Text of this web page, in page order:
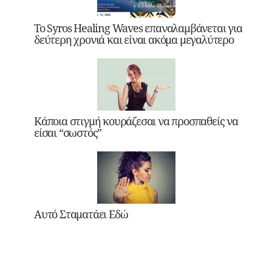
Το Syros Healing Waves επαναλαμβάνεται για
δεύτερη χρονιά και είναι ακόμα μεγαλύτερο
Κάποια στιγμή κουράζεσαι να προσπαθείς να
είσαι “σωστός”
Αυτό Σταματάει Εδώ